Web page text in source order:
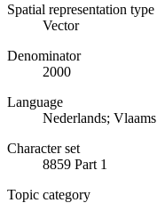
Spatial representation type
Vector
Denominator
2000
Language
Nederlands; Vlaams
Character set
8859 Part 1
Topic category